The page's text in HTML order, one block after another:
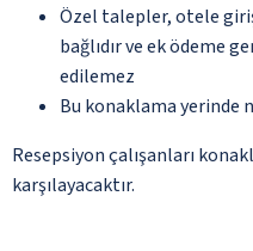
Özel talepler, otele
bağlıdır ve ek ödeme
edilemez
Bu konaklama
Resepsiyon çalışanları
karşılayacaktır.